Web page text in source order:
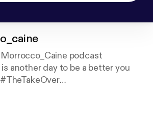
podcast
another day to be a better you
#AllFlexNoBreaks
caine/support